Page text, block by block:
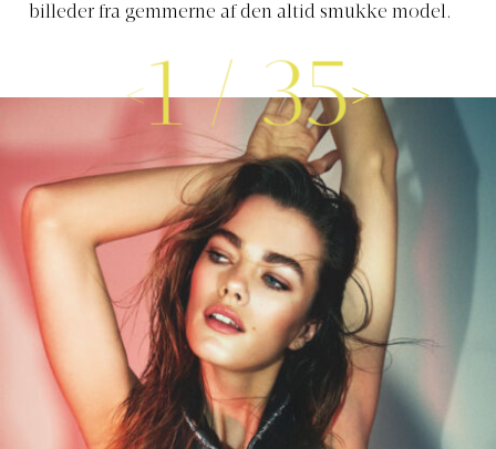
billeder fra gemmerne af den altid smukke model.
1/35